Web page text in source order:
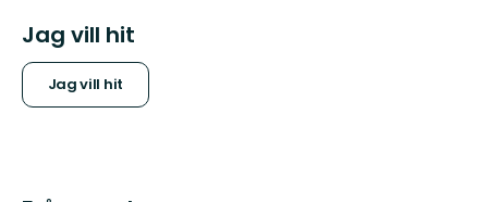
Jag vill hit
Jag vill hit